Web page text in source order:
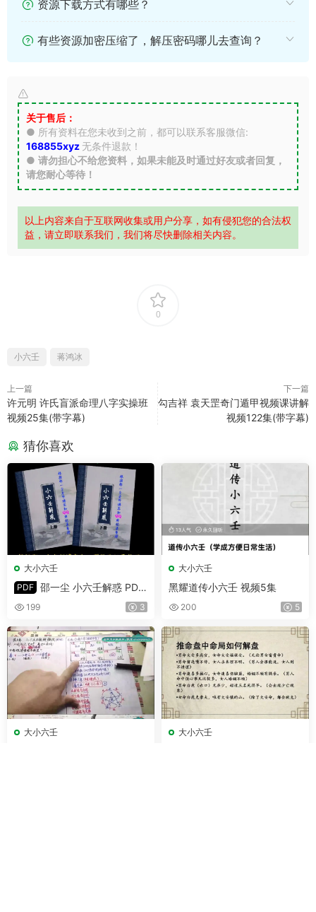
资源下载方式有哪些？
有些资源加密压缩了，解压密码哪儿去查询？
关于售后：
● 所有资料在您未收到之前，都可以联系客服微信:
168855xyz 无条件退款！
● 请勿担心不给您资料，如果未能及时通过好友或者回复，
请您耐心等待！
以上内容来自于互联网收集或用户分享，如有侵犯您的合法权
益，请立即联系我们，我们将尽快删除相关内容。
0
小六壬 蒋鸿冰
上一篇
许元明 许氏盲派命理八字实操班
视频25集(带字幕)
下一篇
勾吉祥 袁天罡奇门遁甲视频课讲解
视频122集(带字幕)
猜你喜欢
大小六壬
PDF 邵一尘 小六壬解惑 PDF
678页
199 3
大小六壬
黑耀道传小六壬 视频5集
200 5
大小六壬 大小六壬